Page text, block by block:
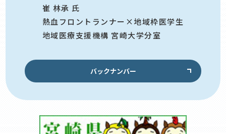
崔 林承 氏
熱血フロントランナー×地域枠医学生
地域医療支援機構 宮崎大学分室
バックナンバー